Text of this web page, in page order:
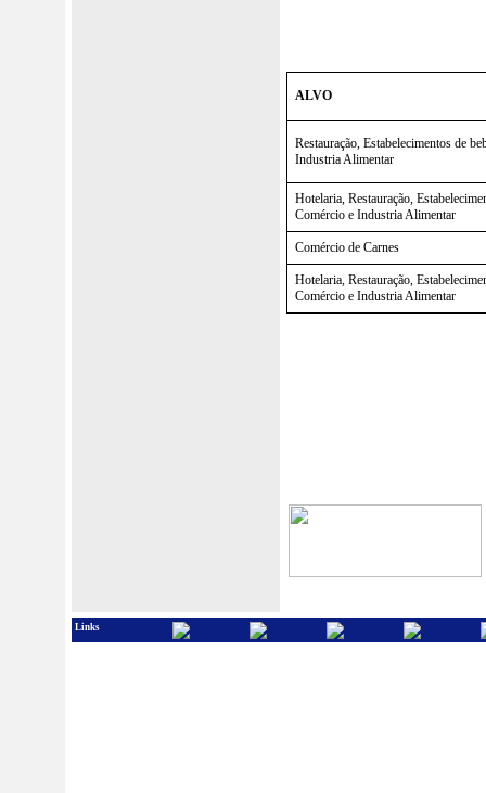
ALVO
Restauração, Estabelecimentos de
Industria Alimentar
Hotelaria, Restauração,
Comércio e Industria Alimentar
Comércio de Carnes
Hotelaria, Restauração,
Comércio e Industria Alimentar
Links